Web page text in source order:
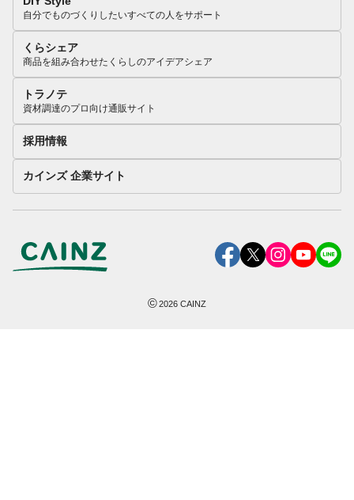
自分でものづくりしたいすべての人をサポート
くらシェア
商品を組み合わせたくらしのアイデアシェア
トラノテ
資材調達のプロ向け通販サイト
採用情報
カインズ 企業サイト
©2026 CAINZ